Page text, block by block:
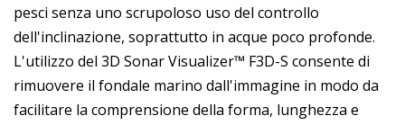
pesci senza uno scrupoloso uso del controllo
dell'inclinazione, soprattutto in acque poco profonde.
L'utilizzo del 3D Sonar Visualizer™ F3D-S consente di
rimuovere il fondale marino dall'immagine in modo da
facilitare la comprensione della forma, lunghezza e